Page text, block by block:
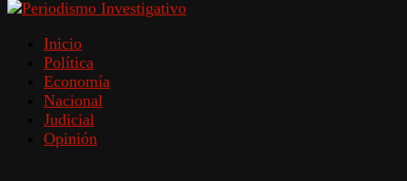
Inicio
Política
Economía
Nacional
Judicial
Opinión